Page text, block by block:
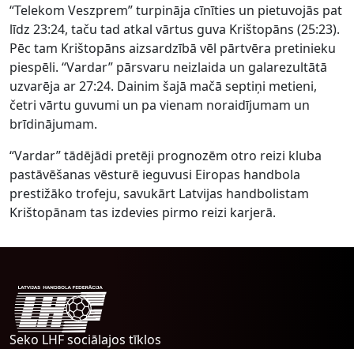
“Telekom Veszprem” turpināja cīnīties un pietuvojās pat
līdz 23:24, taču tad atkal vārtus guva Krištopāns (25:23).
Pēc tam Krištopāns aizsardzībā vēl pārtvēra pretinieku
piespēli. “Vardar” pārsvaru neizlaida un galarezultātā
uzvarēja ar 27:24. Dainim šajā mačā septiņi metieni,
četri vārtu guvumi un pa vienam noraidījumam un
brīdinājumam.
“Vardar” tādējādi pretēji prognozēm otro reizi kluba
pastāvēšanas vēsturē ieguvusi Eiropas handbola
prestižāko trofeju, savukārt Latvijas handbolistam
Krištopānam tas izdevies pirmo reizi karjerā.
Seko LHF sociālajos tīklos